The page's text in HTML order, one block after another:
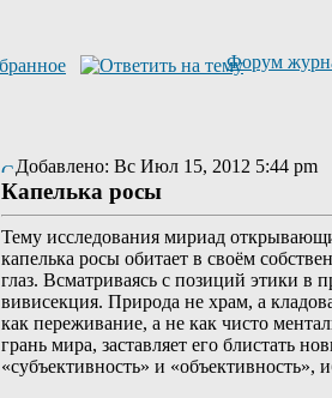
Форум
Добавлено: Вс Июл 15, 2012 5:44 pm
Капелька росы
Тему исследования мириад
капелька росы обитает в своём
глаз. Всматриваясь с позиций этики в
вивисекция. Природа не храм, а
как переживание, а не как чисто
грань мира, заставляет его блистать
«субъективность» и